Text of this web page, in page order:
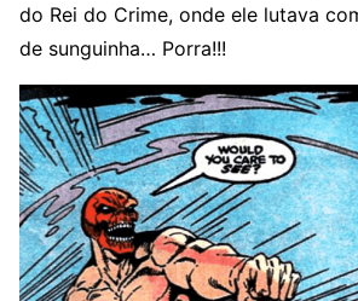
do Rei do Crime, onde ele lutava
de sunguinha… Porra!!!